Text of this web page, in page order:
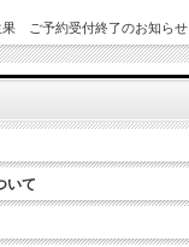
果 ご予約受付終了のお知らせ
いて